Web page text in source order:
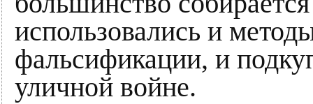
использовались и
фальсификации, и
уличной войне.